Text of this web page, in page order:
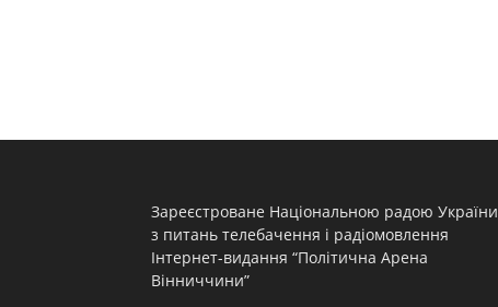
Зареєстроване Національною радою України
з питань телебачення і радіомовлення
Інтернет-видання “Політична Арена
Вінниччини”